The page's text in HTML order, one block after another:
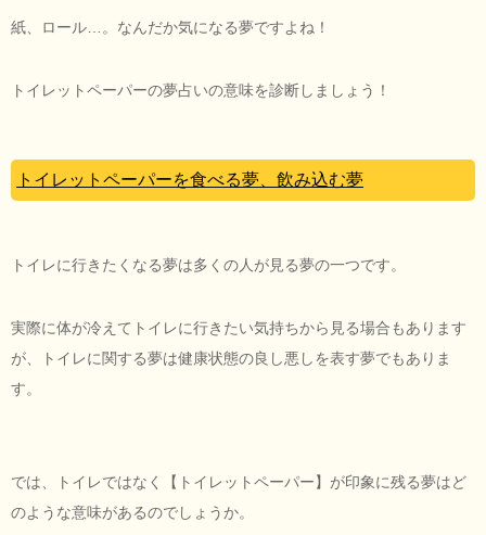
紙、ロール…。なんだか気になる夢ですよね！
トイレットペーパーの夢占いの意味を診断しましょう！
トイレットペーパーを食べる夢、飲み込む夢
トイレに行きたくなる夢は多くの人が見る夢の一つです。
実際に体が冷えてトイレに行きたい気持ちから見る場合もあります
が、トイレに関する夢は健康状態の良し悪しを表す夢でもありま
す。
では、トイレではなく【トイレットペーパー】が印象に残る夢はど
のような意味があるのでしょうか。